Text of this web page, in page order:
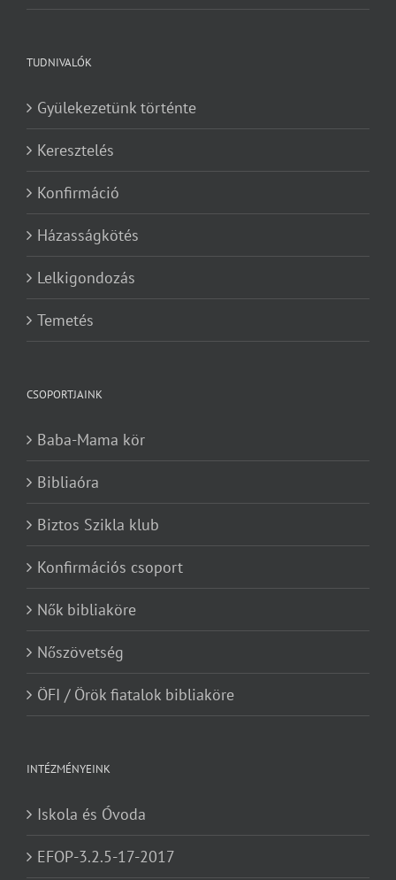
TUDNIVALÓK
Gyülekezetünk történte
Keresztelés
Konfirmáció
Házasságkötés
Lelkigondozás
Temetés
CSOPORTJAINK
Baba-Mama kör
Bibliaóra
Biztos Szikla klub
Konfirmációs csoport
Nők bibliaköre
Nőszövetség
ÖFI / Örök fiatalok bibliaköre
INTÉZMÉNYEINK
Iskola és Óvoda
EFOP-3.2.5-17-2017